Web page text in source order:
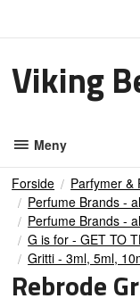
Viking
Meny
Forside
Parfymer &
Perfume Brands -
Perfume Brands -
G is for - GET TO
Gritti - 3ml, 5ml,
Rebrode